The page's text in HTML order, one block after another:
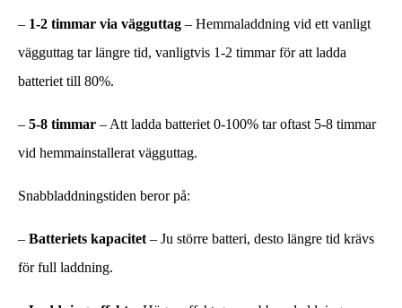
– 1-2 timmar via vägguttag – Hemmaladdning vid ett vanligt
vägguttag tar längre tid, vanligtvis 1-2 timmar för att ladda
batteriet till 80%.
– 5-8 timmar – Att ladda batteriet 0-100% tar oftast 5-8 timmar
vid hemmainstallerat vägguttag.
Snabbladdningstiden beror på:
– Batteriets kapacitet – Ju större batteri, desto längre tid krävs
för full laddning.